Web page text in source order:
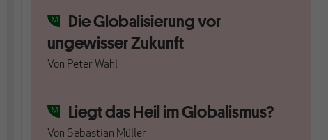
Die Globalisierung vor
ungewisser Zukunft
Von Peter Wahl
Liegt das Heil im Globalismus?
Von Sebastian Müller